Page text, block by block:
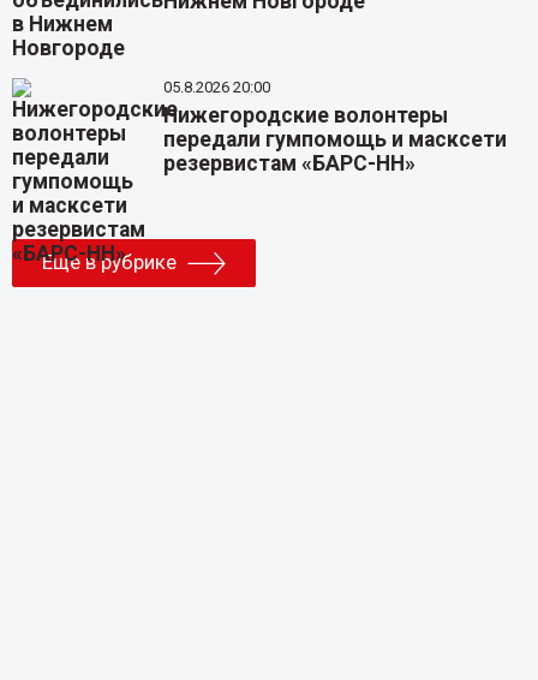
05.8.2026 20:00
Нижегородские волонтеры
передали гумпомощь и масксети
резервистам «БАРС-НН»
Еще в рубрике